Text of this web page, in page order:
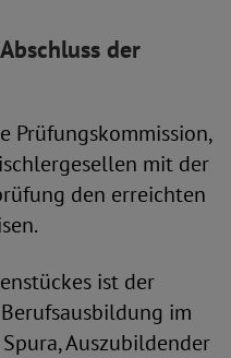
der
Prüfungskommission,
mit der
den erreichten
ist der
im
Auszubildender